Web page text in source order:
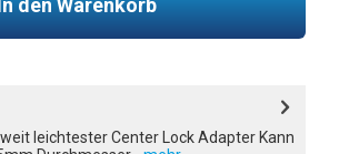
leichtester Center Lock Adapter Kann